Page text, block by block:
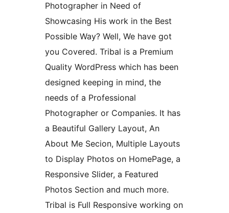
Photographer in Need of
Showcasing His work in the Best
Possible Way? Well, We have got
you Covered. Tribal is a Premium
Quality WordPress which has been
designed keeping in mind, the
needs of a Professional
Photographer or Companies. It has
a Beautiful Gallery Layout, An
About Me Secion, Multiple Layouts
to Display Photos on HomePage, a
Responsive Slider, a Featured
Photos Section and much more.
Tribal is Full Responsive working on